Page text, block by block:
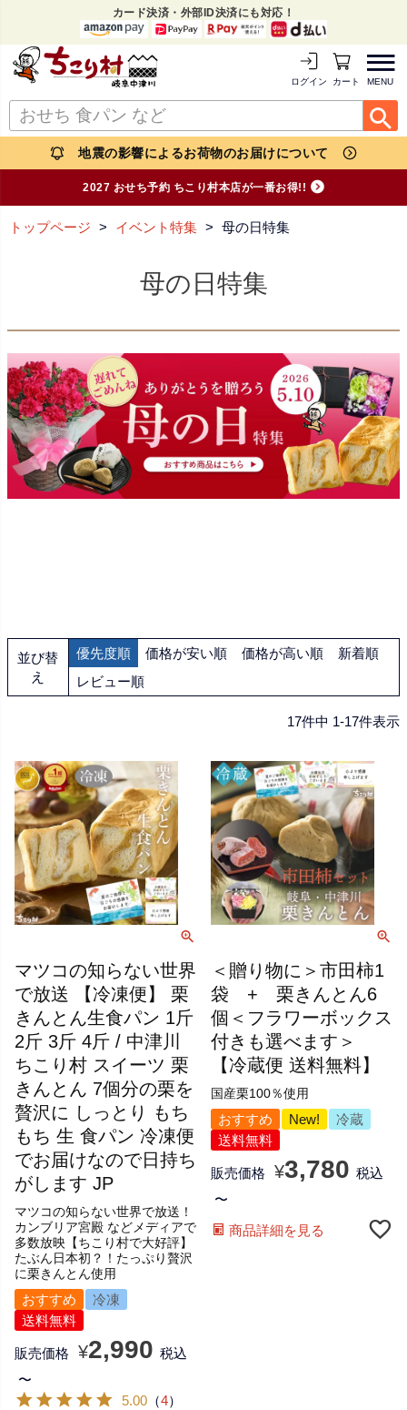
カード決済・外部ID決済にも対応！
MENU
ログイン カートを見る
地震の影響によるお荷物のお届けについて
2027 おせち予約 ちこり村本店が一番お得!!
トップページ イベント特集 母の日特集
母の日特集
並び替
え
優先度順 価格が安い順 価格が高い順
新着順
レビュー順
17件中 1-17件表示
マツコの知らない世界で放送！
カンブリア宮殿 などメディアで
多数放映【ちこり村で大好評】
たぶん日本初？！たっぷり贅沢
に栗きんとん使用
マツコの知らない世界
で放送 【冷凍便】 栗
きんとん生食パン 1斤
2斤 3斤 4斤 / 中津川
ちこり村 スイーツ 栗
きんとん 7個分の栗を
贅沢に しっとり もち
もち 生 食パン 冷凍便
でお届けなので日持ち
がします JP
おすすめ
冷凍
送料無料
販売価格 ¥2,990 税込
〜
5.00 （4）
国産栗100％使用
＜贈り物に＞市田柿1
袋 + 栗きんとん6
個＜フラワーボックス
付きも選べます＞
【冷蔵便 送料無料】
おすすめ New!
冷蔵
送料無料
販売価格 ¥3,780 税込
〜
商品詳細を見る